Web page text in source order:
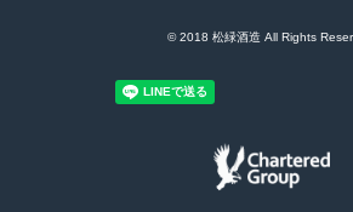
© 2018 松緑酒造 All Rights